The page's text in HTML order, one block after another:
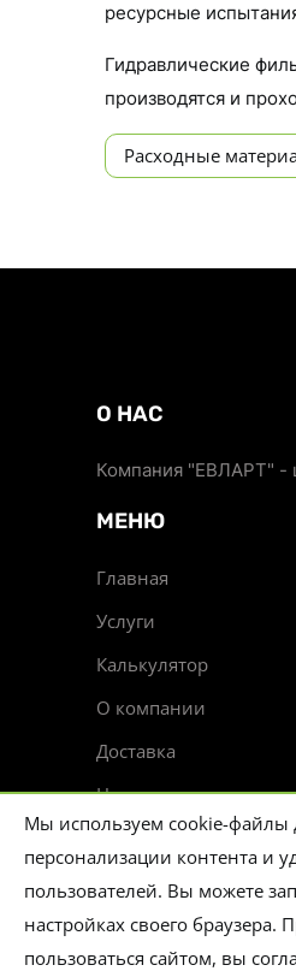
ресурсные
Гидравлические
производятся и
Расходные
О НАС
Компания "ЕВЛАРТ" -
МЕНЮ
Главная
Услуги
Калькулятор
О компании
Доставка
Новости
Контакты
Мы используем cookie-файлы
персонализации контента и
пользователей. Вы можете
настройках своего браузера.
пользоваться сайтом, вы